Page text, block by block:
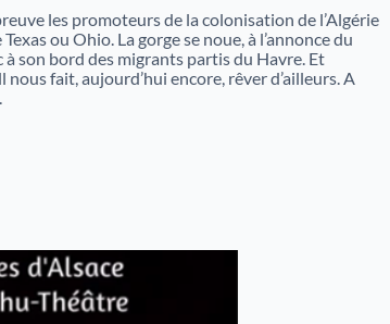
les promoteurs de la colonisation de l’Algérie
ou Ohio. La gorge se noue, à l’annonce du
son bord des migrants partis du Havre. Et
fait, aujourd’hui encore, rêver d’ailleurs. A